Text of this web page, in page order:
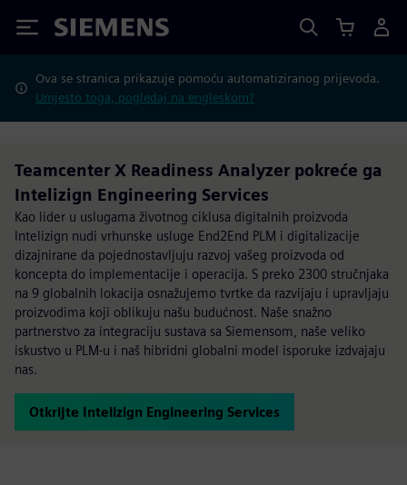
Siemens
Ova se stranica prikazuje pomoću automatiziranog prijevoda.
Umjesto toga, pogledaj na engleskom?
Teamcenter X Readiness Analyzer​ pokreće ga
Intelizign Engineering Services
Kao lider u uslugama životnog ciklusa digitalnih proizvoda
Intelizign nudi vrhunske usluge End2End PLM i digitalizacije
dizajnirane da pojednostavljuju razvoj vašeg proizvoda od
koncepta do implementacije i operacija. S preko 2300 stručnjaka
na 9 globalnih lokacija osnažujemo tvrtke da razvijaju i upravljaju
proizvodima koji oblikuju našu budućnost. Naše snažno
partnerstvo za integraciju sustava sa Siemensom, naše veliko
iskustvo u PLM-u i naš hibridni globalni model isporuke izdvajaju
nas.
Otkrijte Intelizign Engineering Services